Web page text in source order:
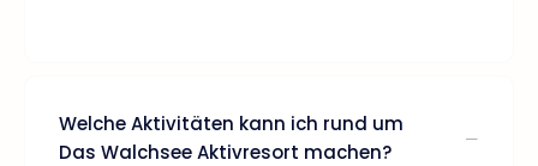
Welche Aktivitäten kann ich rund um
Das Walchsee Aktivresort machen?